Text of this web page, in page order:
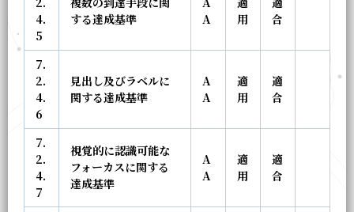
4.
5
する達成基準
A
用
合
7.
2.
4.
6
見出し及びラベルに
関する達成基準
A
A
適
用
適
合
7.
2.
4.
7
視覚的に認識可能な
フォーカスに関する
達成基準
A
A
適
用
適
合